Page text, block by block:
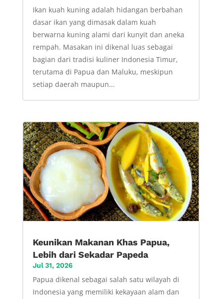
Ikan kuah kuning adalah hidangan berbahan
dasar ikan yang dimasak dalam kuah
berwarna kuning alami dari kunyit dan aneka
rempah. Masakan ini dikenal luas sebagai
bagian dari tradisi kuliner Indonesia Timur,
terutama di Papua dan Maluku, meskipun
setiap daerah maupun...
Keunikan Makanan Khas Papua,
Lebih dari Sekadar Papeda
Jul 31, 2026
Papua dikenal sebagai salah satu wilayah di
Indonesia yang memiliki kekayaan alam dan